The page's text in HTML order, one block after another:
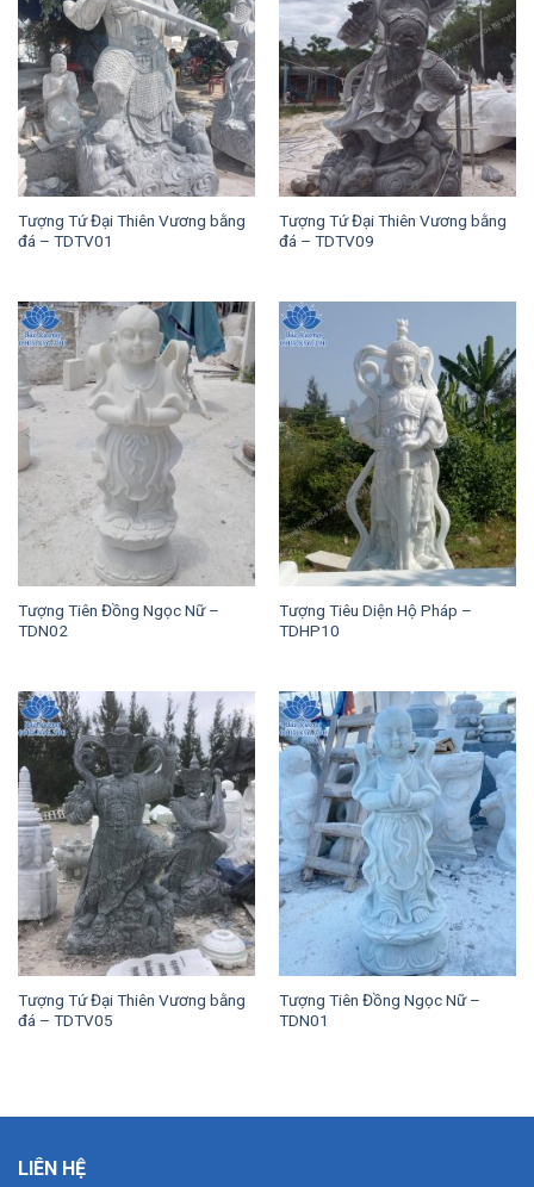
Tượng Tứ Đại Thiên Vương bằng
đá – TDTV01
Tượng Tứ Đại Thiên Vương bằng
đá – TDTV09
Tượng Tiên Đồng Ngọc Nữ –
TDN02
Tượng Tiêu Diện Hộ Pháp –
TDHP10
Tượng Tứ Đại Thiên Vương bằng
đá – TDTV05
Tượng Tiên Đồng Ngọc Nữ –
TDN01
LIÊN HỆ